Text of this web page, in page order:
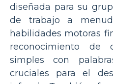
diseñada para su
de trabajo a
habilidades motoras
reconocimiento de
simples con
cruciales para el